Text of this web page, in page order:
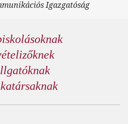
Igazgatóság